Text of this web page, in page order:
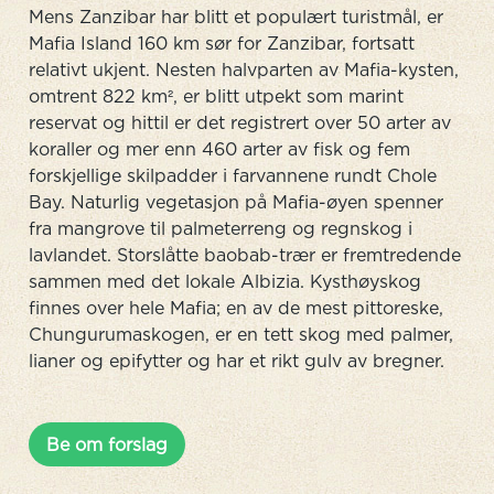
Mens Zanzibar har blitt et populært turistmål, er
Mafia Island 160 km sør for Zanzibar, fortsatt
relativt ukjent. Nesten halvparten av Mafia-kysten,
omtrent 822 km², er blitt utpekt som marint
reservat og hittil er det registrert over 50 arter av
koraller og mer enn 460 arter av fisk og fem
forskjellige skilpadder i farvannene rundt Chole
Bay. Naturlig vegetasjon på Mafia-øyen spenner
fra mangrove til palmeterreng og regnskog i
lavlandet. Storslåtte baobab-trær er fremtredende
sammen med det lokale Albizia. Kysthøyskog
finnes over hele Mafia; en av de mest pittoreske,
Chungurumaskogen, er en tett skog med palmer,
lianer og epifytter og har et rikt gulv av bregner.
Be om forslag